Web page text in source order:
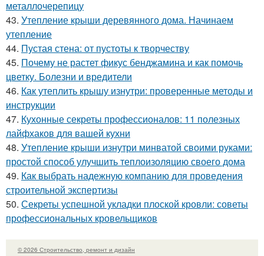
металлочерепицу
43. Утепление крыши деревянного дома. Начинаем
утепление
44. Пустая стена: от пустоты к творчеству
45. Почему не растет фикус бенджамина и как помочь
цветку. Болезни и вредители
46. Как утеплить крышу изнутри: проверенные методы и
инструкции
47. Кухонные секреты профессионалов: 11 полезных
лайфхаков для вашей кухни
48. Утепление крыши изнутри минватой своими руками:
простой способ улучшить теплоизоляцию своего дома
49. Как выбрать надежную компанию для проведения
строительной экспертизы
50. Секреты успешной укладки плоской кровли: советы
профессиональных кровельщиков
© 2026 Строительство, ремонт и дизайн